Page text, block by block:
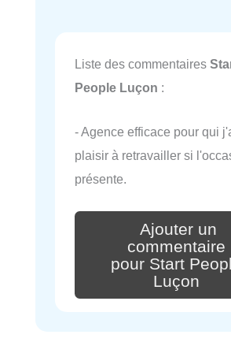
Liste des commentaires
People Luçon :
- Agence efficace pour qui
plaisir à retravailler si
présente.
Ajouter un
commentaire
pour Start
Luçon